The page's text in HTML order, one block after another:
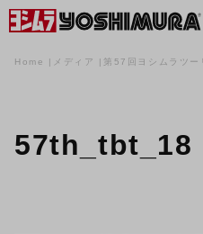
Home メディア 第57回ヨシムラツー
57th_tbt_18